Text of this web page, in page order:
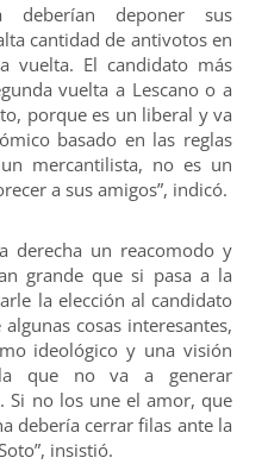
deberían deponer sus
cantidad de antivotos en
vuelta. El candidato más
vuelta a Lescano o a
porque es un liberal y va
basado en las reglas
mercantilista, no es un
a sus amigos”, indicó.
derecha un reacomodo y
grande que si pasa a la
la elección al candidato
cosas interesantes,
ideológico y una visión
que no va a generar
Si no los une el amor, que
debería cerrar filas ante la
insistió.